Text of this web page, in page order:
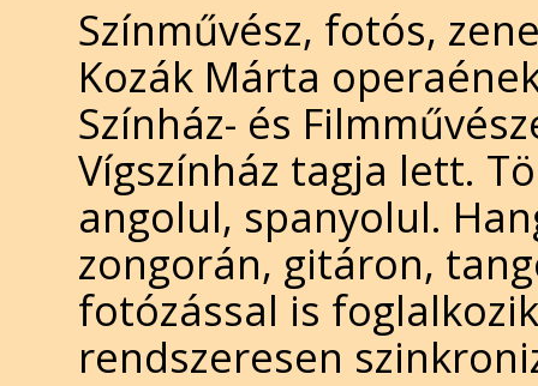
Színművész, fotós,
Kozák Márta
Színház- és
Vígszínház tagja lett.
angolul, spanyolul.
zongorán, gitáron,
fotózással is
rendszeresen